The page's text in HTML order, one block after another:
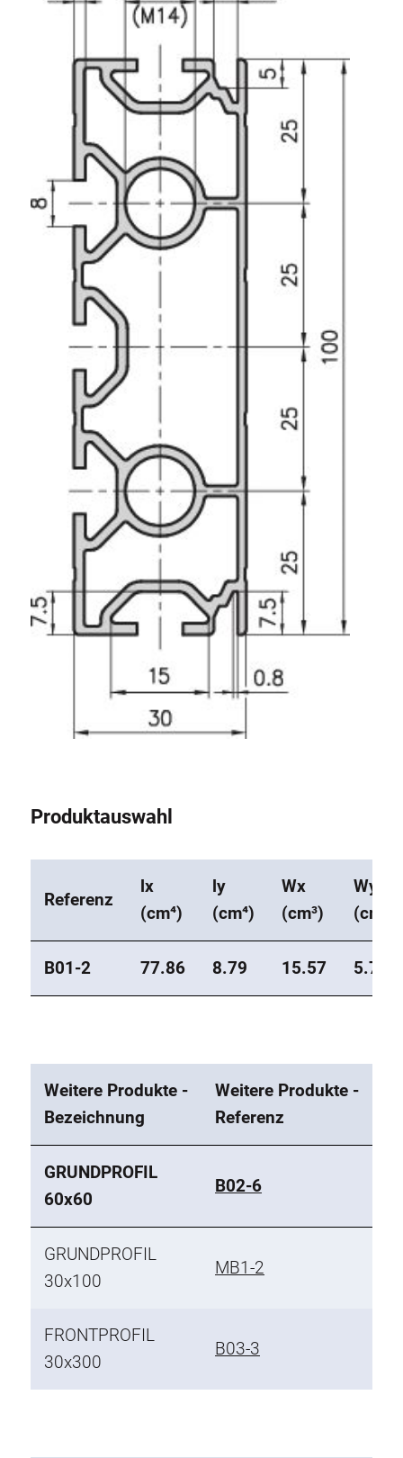
Produktauswahl
Referenz
lx
(cm⁴)
ly
(cm⁴)
Wx
(cm³)
Wy
(cm³)
B01-2 77.86 8.79 15.57 5.72
Weitere Produkte -
Bezeichnung
Weitere Produkte -
Referenz
GRUNDPROFIL
60x60
B02-6
GRUNDPROFIL
30x100
MB1-2
FRONTPROFIL
30x300
B03-3